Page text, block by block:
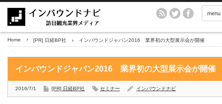
menu
Home [PR] 日経BP社 インバウンドジャパン2016 業界初の大型展示会が開催
インバウンドジャパン2016 業界初の大型展示会が開催
2016/7/1 [PR] 日経BP社 セミナー インバウンドナビ